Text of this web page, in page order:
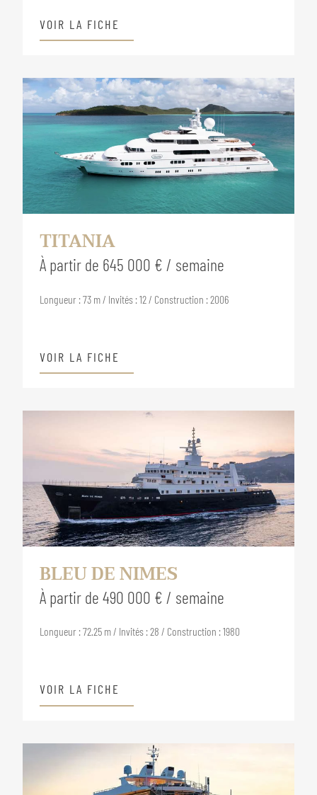
VOIR LA FICHE
TITANIA
À partir de 645 000 € / semaine
Longueur : 73 m / Invités : 12 / Construction : 2006
VOIR LA FICHE
BLEU DE NIMES
À partir de 490 000 € / semaine
Longueur : 72.25 m / Invités : 28 / Construction : 1980
VOIR LA FICHE